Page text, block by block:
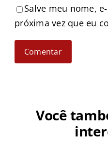
Salve meu nome,
próxima vez que eu
Você